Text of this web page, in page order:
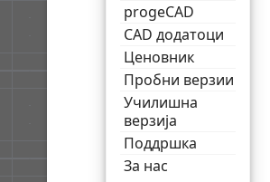
progeCAD
CAD додатоци
Ценовник
Пробни верзии
Училишна
верзија
Поддршка
За нас